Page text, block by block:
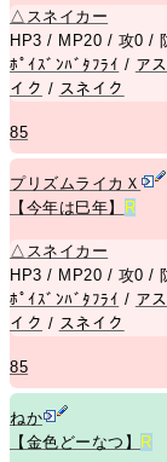
△ スネイカー
HP3 / MP20 / 攻0 /
ﾎﾟｲｽﾞﾝﾊﾞﾀﾌﾗｲ / ア
イク / スネイク
85
プリズムライカＸ
【今年は巳年】 R
△ スネイカー
HP3 / MP20 / 攻0 /
ﾎﾟｲｽﾞﾝﾊﾞﾀﾌﾗｲ / ア
イク / スネイク
85
ねか
【金色どーなつ】 R